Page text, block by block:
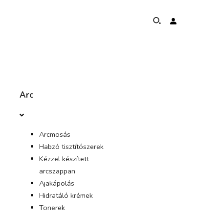
ELEFÁNTVÉDELMI PROGRAM
GLOBÁLIS JELENLÉT ÉS EREDMÉNYEK
Arc
Arcmosás
Habzó tisztítószerek
Kézzel készített
arcszappan
Ajakápolás
Hidratáló krémek
Tonerek